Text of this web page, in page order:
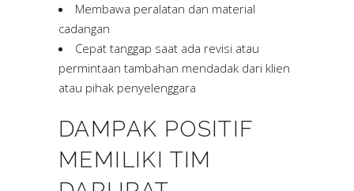
Membawa peralatan dan material
cadangan
Cepat tanggap saat ada revisi atau
permintaan tambahan mendadak dari klien
atau pihak penyelenggara
DAMPAK POSITIF
MEMILIKI TIM